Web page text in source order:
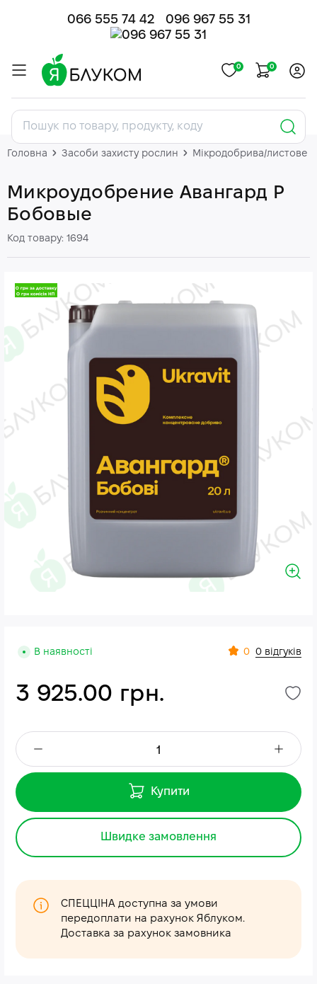
066 555 74 42 096 967 55 31
0 0
Головна Засоби захисту рослин Мікродобрива/листове
Микроудобрение Авангард Р
Бобовые
Код товару: 1694
В наявності 0 0 відгуків
3 925.00 грн.
Купити
Швидке замовлення
СПЕЦЦІНА доступна за умови
передоплати на рахунок Яблуком.
Доставка за рахунок замовника